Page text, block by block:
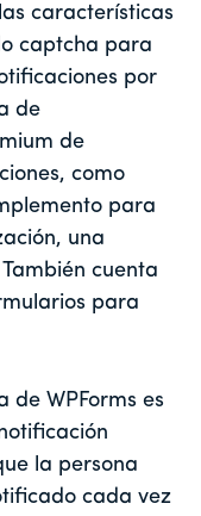
características
captcha para
por
de
de
como
para
una
Tambiéncuenta
para
de WPForms es
la persona
cada vez